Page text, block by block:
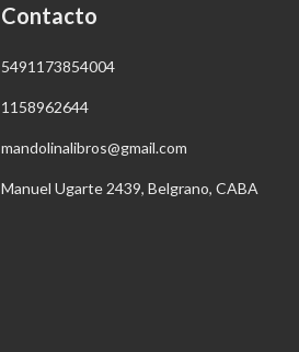
Contacto
5491173854004
1158962644
mandolinalibros@gmail.com
Manuel Ugarte 2439, Belgrano, CABA